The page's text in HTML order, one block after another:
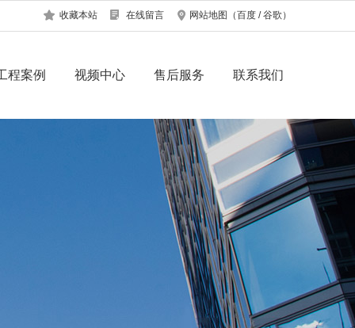
收藏本站 在线留言 网站地图 （百度 /谷歌 ）
程案例 视频中心 售后服务 联系我们